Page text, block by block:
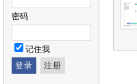
密码
记住我